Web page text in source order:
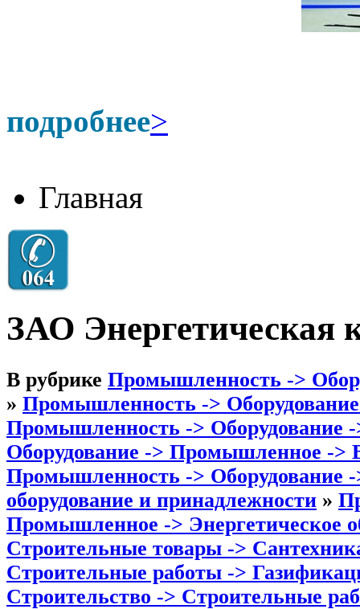
подробнее>
Главная
ЗАО Энергетическая
В рубрике Промышленность ->
» Промышленность ->
Промышленность -> Оборудование
Оборудование -> Промышленное ->
Промышленность -> Оборудование
оборудование и принадлежности »
Промышленное -> Энергетическое
Строительные товары ->
Строительные работы ->
Строительство -> Строительные